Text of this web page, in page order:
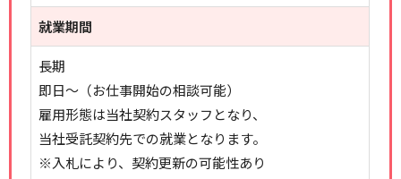
就業期間
長期
即日～（お仕事開始の相談可能）
雇用形態は当社契約スタッフとなり、
当社受託契約先での就業となります。
※入札により、契約更新の可能性あり